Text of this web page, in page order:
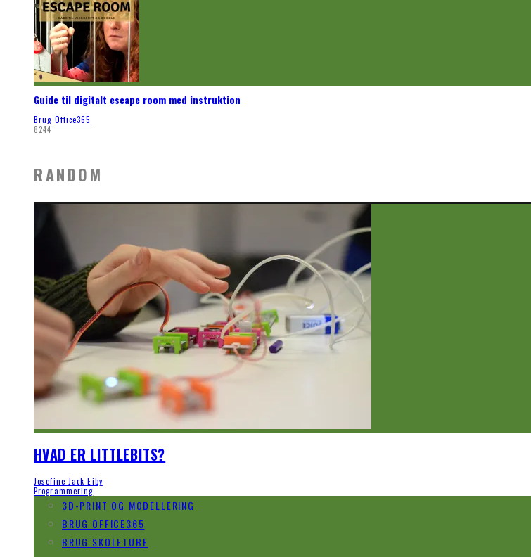
Guide til digitalt escape room med instruktion
Brug Office365
8244
RANDOM
HVAD ER LITTLEBITS?
Josefine Jack Eiby
Programmering
3D-PRINT OG MODELLERING
BRUG OFFICE365
BRUG SKOLETUBE